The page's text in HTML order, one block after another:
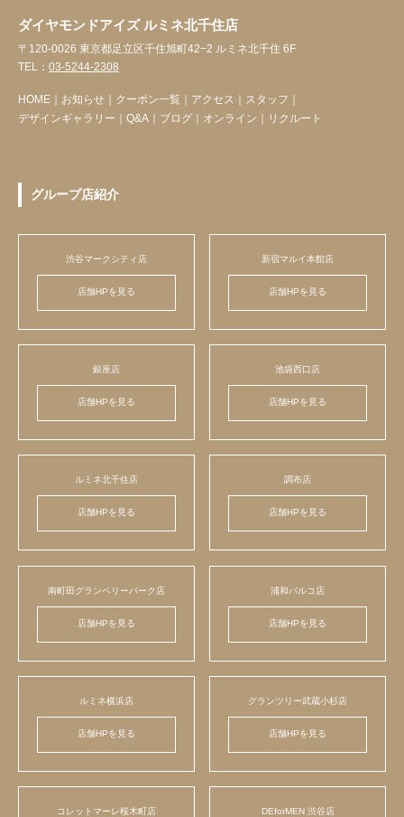
ダイヤモンドアイズ ルミネ北千住店
〒120-0026 東京都足立区千住旭町42−2 ルミネ北千住 6F
TEL： 03-5244-2308
HOME ｜ お知らせ ｜ クーポン一覧 ｜ アクセス ｜ スタッフ ｜
デザインギャラリー ｜ Q&A ｜ ブログ ｜ オンライン ｜ リクルート
グループ店紹介
渋谷マークシティ店
店舗HPを見る
新宿マルイ本館店
店舗HPを見る
銀座店
店舗HPを見る
池袋西口店
店舗HPを見る
ルミネ北千住店
店舗HPを見る
調布店
店舗HPを見る
南町田グランベリーパーク店
店舗HPを見る
浦和パルコ店
店舗HPを見る
ルミネ横浜店
店舗HPを見る
グランツリー武蔵小杉店
店舗HPを見る
コレットマーレ桜木町店 DEforMEN 渋谷店